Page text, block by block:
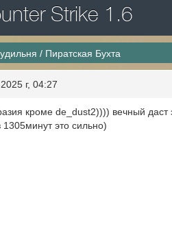
Strike 1.6
/ Пиратская Бухта
г, 04:27
кроме de_dust2)))) вечный
1305минут это сильно)